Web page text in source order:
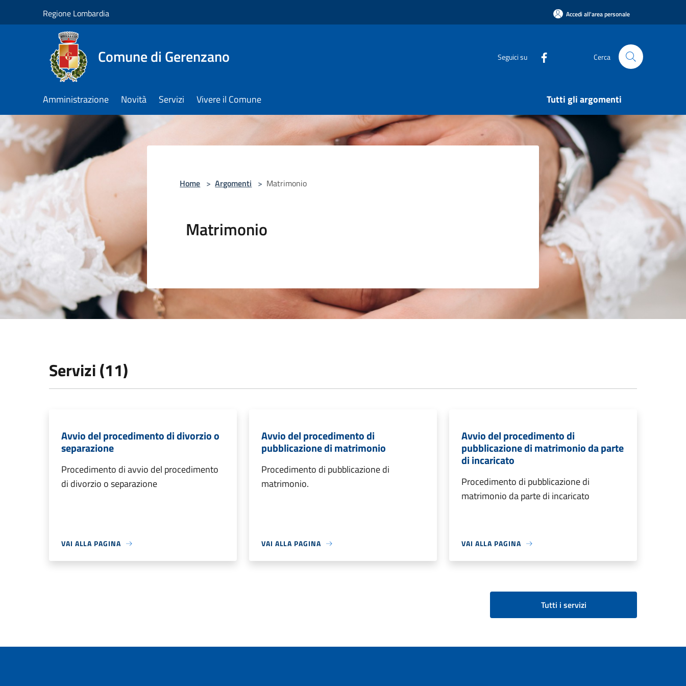
Regione Lombardia Accedi all'area personale
Comune di Gerenzano Seguici su Cerca
Amministrazione Novità Servizi Vivere il Comune Tutti gli argomenti
Home > Argomenti > Matrimonio
Matrimonio
Servizi (11)
Avvio del procedimento di divorzio o
separazione
Procedimento di avvio del procedimento
di divorzio o separazione
VAI ALLA PAGINA
Avvio del procedimento di
pubblicazione di matrimonio
Procedimento di pubblicazione di
matrimonio.
VAI ALLA PAGINA
Avvio del procedimento di
pubblicazione di matrimonio da parte
di incaricato
Procedimento di pubblicazione di
matrimonio da parte di incaricato
VAI ALLA PAGINA
Tutti i servizi